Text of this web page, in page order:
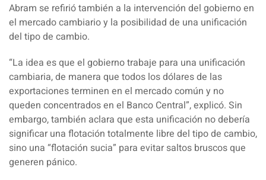
Abram se refirió también a la intervención del gobierno en
el mercado cambiario y la posibilidad de una unificación
del tipo de cambio.
“La idea es que el gobierno trabaje para una unificación
cambiaria, de manera que todos los dólares de las
exportaciones terminen en el mercado común y no
queden concentrados en el Banco Central”, explicó. Sin
embargo, también aclara que esta unificación no debería
significar una flotación totalmente libre del tipo de cambio,
sino una “flotación sucia” para evitar saltos bruscos que
generen pánico.